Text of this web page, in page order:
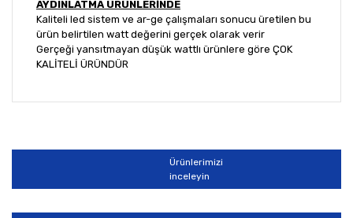
AYDINLATMA ÜRÜNLERİNDE
Kaliteli led sistem ve ar-ge çalışmaları sonucu üretilen bu
ürün belirtilen watt değerini gerçek olarak verir
Gerçeği yansıtmayan düşük wattlı ürünlere göre ÇOK
KALİTELİ ÜRÜNDÜR
Yorum Yaz
Bu ürünün fiyat bilgisi, resim, ürün açıklamalarında ve
Görüş ve önerileriniz için teşekkür ederiz.
Ürün resmi kalitesiz, bozuk veya görüntülenemiyor.
Ürün açıklamasında eksik bilgiler bulunuyor.
Ürünlerimizi
inceleyin